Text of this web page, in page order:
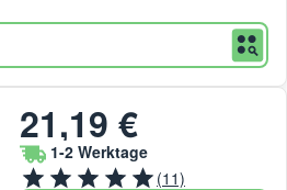
21,19 €
1-2 Werktage
(11)